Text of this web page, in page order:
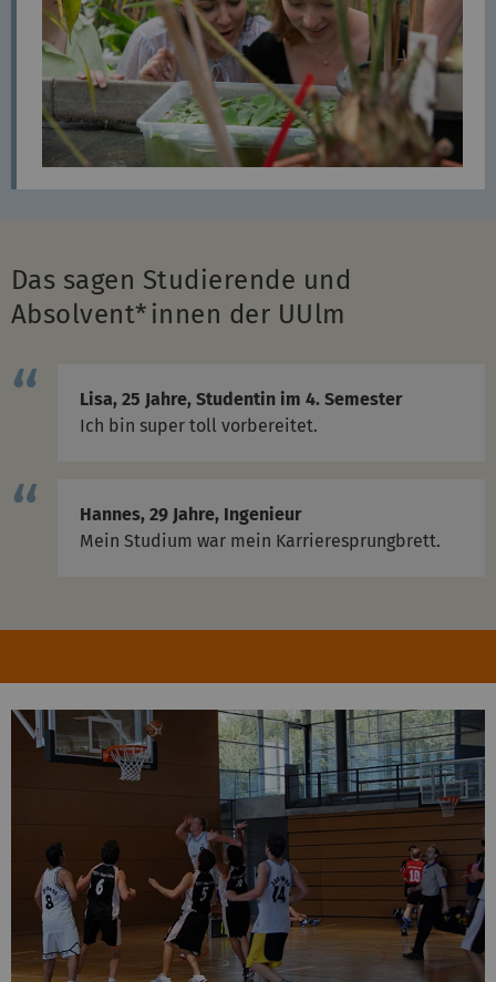
Das sagen Studierende und
Absolvent*innen der UUlm
Lisa, 25 Jahre, Studentin im 4. Semester
Ich bin super toll vorbereitet.
Hannes, 29 Jahre, Ingenieur
Mein Studium war mein Karrieresprungbrett.